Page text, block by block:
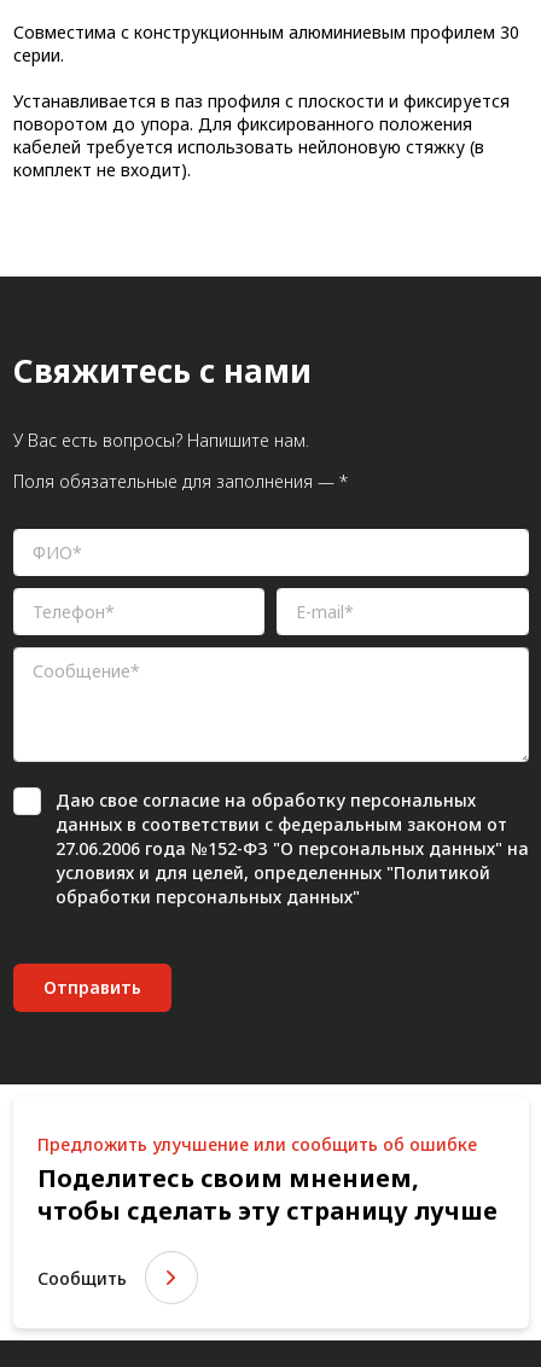
Совместима с конструкционным алюминиевым профилем 30
серии.
Устанавливается в паз профиля с плоскости и фиксируется
поворотом до упора. Для фиксированного положения
кабелей требуется использовать нейлоновую стяжку (в
комплект не входит).
Свяжитесь с нами
У Вас есть вопросы? Напишите нам.
Поля обязательные для заполнения — *
Даю свое согласиена обработку персональных
данных в соответствии с федеральным законом от
27.06.2006 года №152-ФЗ "О персональных данных" на
условиях и для целей, определенных "Политикой
обработки персональных данных"
Отправить
Предложить улучшение или сообщить об ошибке
Поделитесь своим мнением,
чтобы сделать эту страницу лучше
Сообщить